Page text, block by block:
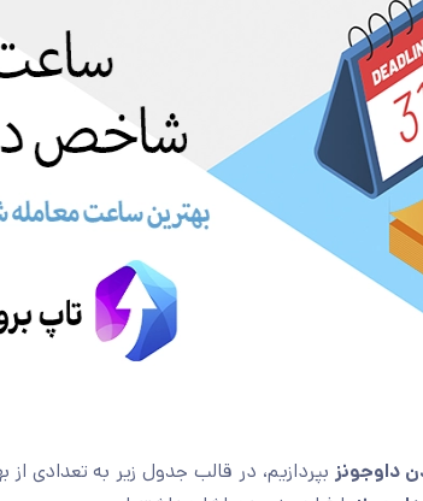
داوجونز بپردازیم، در قالب جدول زیر به تعدادی از